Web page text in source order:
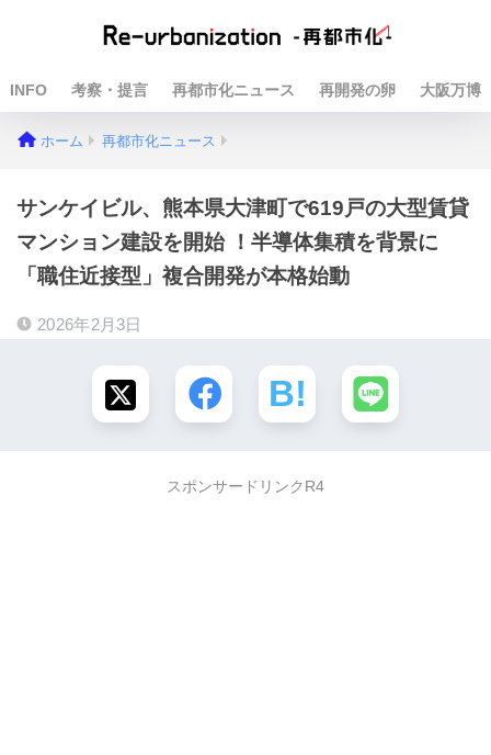
INFO 考察・提言 再都市化ニュース 再開発の卵 大阪万博
ホーム 再都市化ニュース
サンケイビル、熊本県大津町で619戸の大型賃貸
マンション建設を開始 ！半導体集積を背景に
「職住近接型」複合開発が本格始動
2026年2月3日
スポンサードリンクR4